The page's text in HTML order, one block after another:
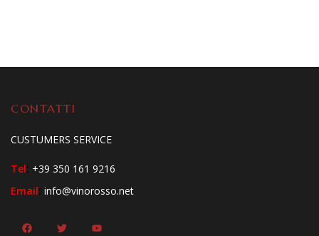
CONTATTI
CUSTUMERS SERVICE
Tel: +39 350 161 9216
Email: info@vinorosso.net